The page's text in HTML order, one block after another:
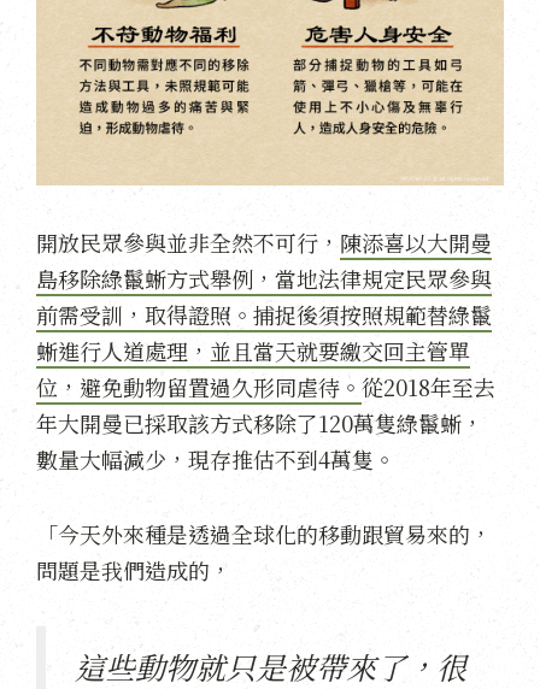
開放民眾參與並非全然不可行， 陳添喜以大開曼
島移除綠鬣蜥方式舉例，當地法律規定民眾參與
前需受訓，取得證照。捕捉後須按照規範替綠鬣
蜥進行人道處理，並且當天就要繳交回主管單
位，避免動物留置過久形同虐待。 從2018年至去
年大開曼已採取該方式移除了120萬隻綠鬣蜥，
數量大幅減少，現存推估不到4萬隻。
「今天外來種是透過全球化的移動跟貿易來的，
問題是我們造成的，
這些動物就只是被帶來了，很